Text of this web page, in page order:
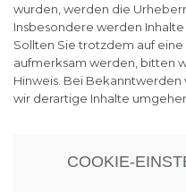
wurden, werden die
Insbesondere werden
Sollten Sie trotzdem auf
aufmerksam werden, bitten
Hinweis. Bei
wir derartige Inhalte
COOKIE-